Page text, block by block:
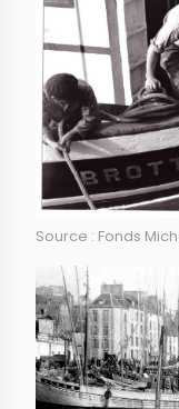
Source : Fonds